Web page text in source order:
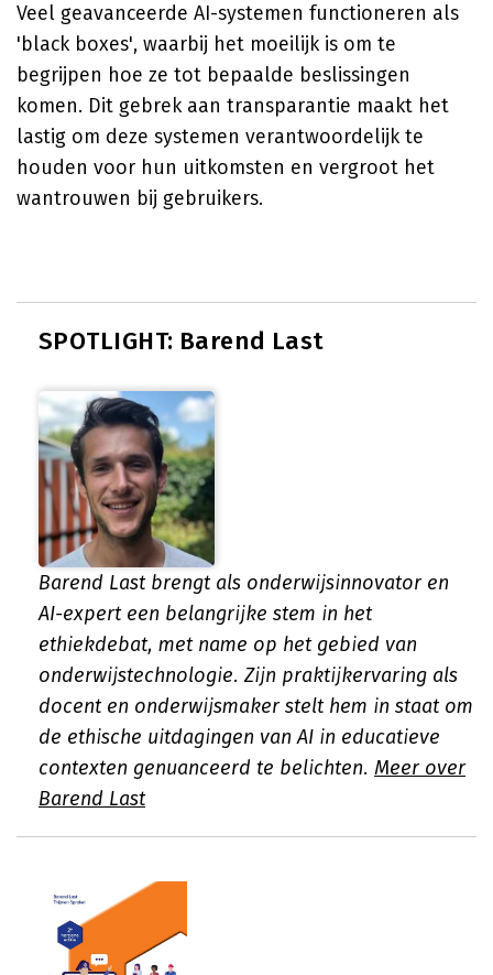
Veel geavanceerde AI-systemen functioneren als
'black boxes', waarbij het moeilijk is om te
begrijpen hoe ze tot bepaalde beslissingen
komen. Dit gebrek aan transparantie maakt het
lastig om deze systemen verantwoordelijk te
houden voor hun uitkomsten en vergroot het
wantrouwen bij gebruikers.
SPOTLIGHT: Barend Last
Barend Last brengt als onderwijsinnovator en
AI-expert een belangrijke stem in het
ethiekdebat, met name op het gebied van
onderwijstechnologie. Zijn praktijkervaring als
docent en onderwijsmaker stelt hem in staat om
de ethische uitdagingen van AI in educatieve
contexten genuanceerd te belichten. Meer over
Barend Last